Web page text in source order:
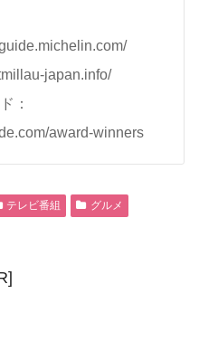
japan.info/
：
award-winners
テレビ番組 グルメ